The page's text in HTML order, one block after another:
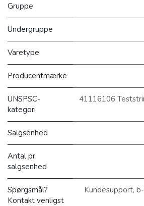
Gruppe
Undergruppe
Varetype
Producentmærke
UNSPSC-
kategori
41116106
Salgsenhed
Antal pr.
salgsenhed
Spørgsmål?
Kontakt venligst
Kundesupport,